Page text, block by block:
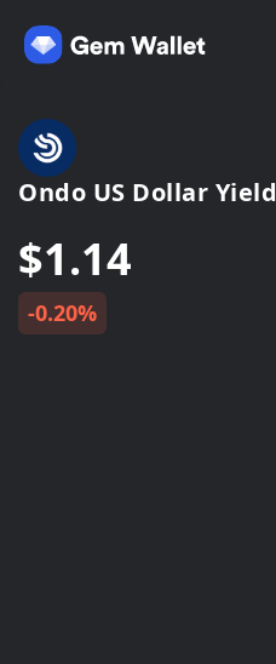
Ondo US Dollar
$1.14
-0.20%